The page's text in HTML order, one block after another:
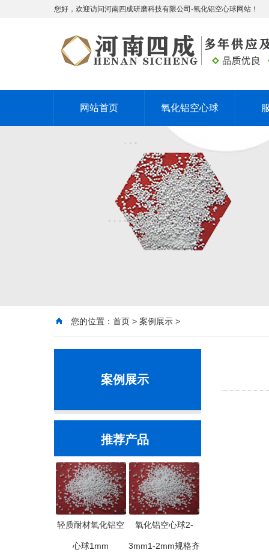
您好，欢迎访问河南四成研磨科技有限公司-氧化铝空心球网站！
网站首页 氧化铝空心球
您的位置： 首页 > 案例展示 >
案例展示
推荐产品
轻质耐材氧化铝空
心球1mm
氧化铝空心球2-
3mm1-2mm规格齐